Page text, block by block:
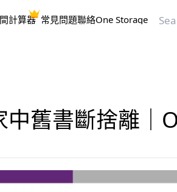
計算器 常見問題聯絡One Storage
舊書斷捨離｜